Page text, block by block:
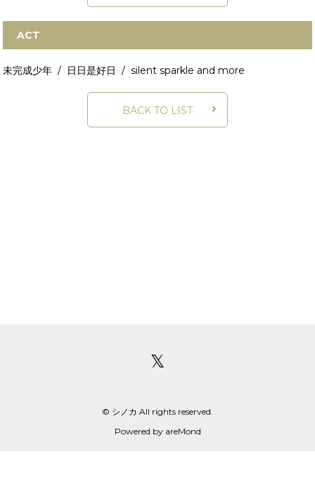
ACT
未完成少年 / 日日是好日 / silent sparkle and more
BACK TO LIST
𝕏
© シノカ All rights reserved.
Powered by areMond